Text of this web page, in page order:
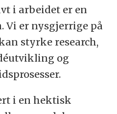
avdeling på rundt
markedsavdeling,
bidrar til å finansiere
i arbeidet er en
er nysgjerrige på
styrke research,
og
i en hektisk